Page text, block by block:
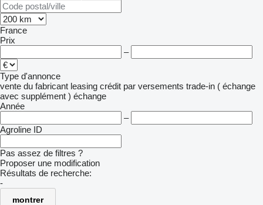
France
Prix
–
Type d'annonce
vente du fabricant leasing crédit par versements trade-in ( échange
avec supplément ) échange
Année
–
Agroline ID
Pas assez de filtres ?
Proposer une modification
Résultats de recherche:
-
montrer